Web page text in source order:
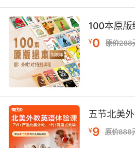
他稍后会使用更多调温技巧
变得妙不可言
100本原版
¥0 原价288
五节北美
¥9 原价888